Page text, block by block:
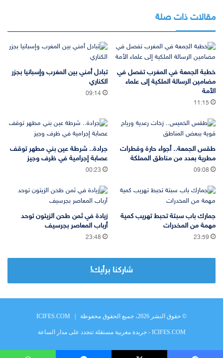
مقالات ذات صلة
خطبة الجمعة في المغرب تفصل في
مضامين الرسالة الملكية إلى علماء
الأمة
11:15
تبادل أمني بين المغرب وإسبانيا بجزر
الكناري
09:14
طقس الجمعة.. أجواء حارة وقطرات
مطرية بعدد من مناطق المملكة
09:08
جرادة.. شرطة عين بني مطهر توقف
عصابة إجرامية في ظرف وجيز
00:23
جمارك باب سبتة تحبط تهريب كمية
مهمة من المخدرات
23:59
زيادة في ثمن طحن الزيتون توحد
أرباب المعاصر بجرسيف
23:48
شاركنا برأيك!
© حقوق النشر 2026، جميع الحقوق محفوظة | ICIFES.COM
ICIFES.COM - جريدة مغربية مستقلة تتجدد على مدار الساعة